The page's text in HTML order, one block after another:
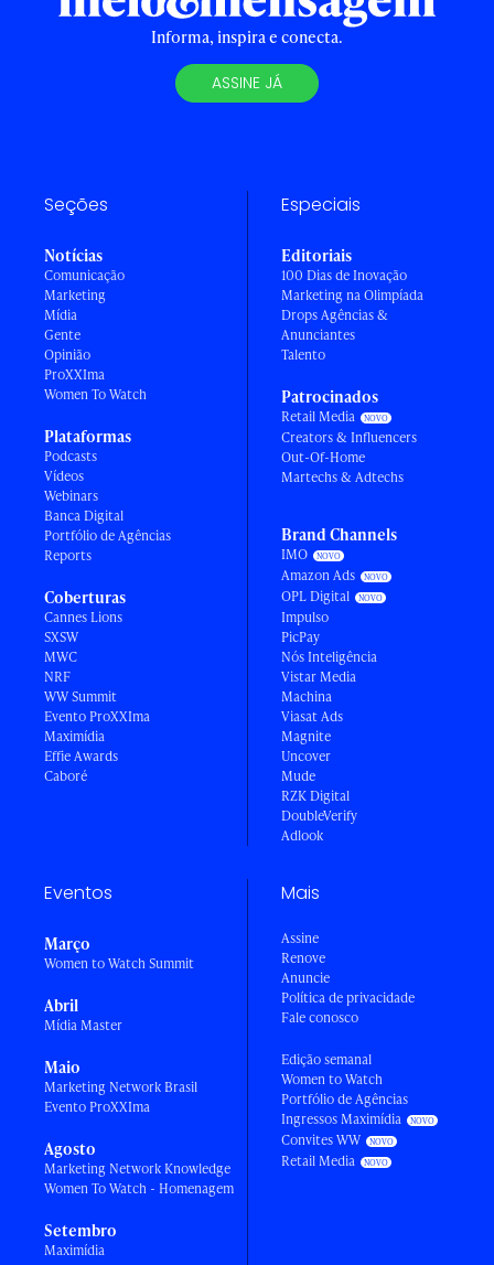
Informa, inspira e conecta.
ASSINE JÁ
Seções
Notícias
Comunicação
Marketing
Mídia
Gente
Opinião
ProXXIma
Women To Watch
Plataformas
Podcasts
Vídeos
Webinars
Banca Digital
Portfólio de Agências
Reports
Coberturas
Cannes Lions
SXSW
MWC
NRF
WW Summit
Evento ProXXIma
Maximídia
Effie Awards
Caboré
Especiais
Editoriais
100 Dias de Inovação
Marketing na Olimpíada
Drops Agências &
Anunciantes
Talento
Patrocinados
Retail Media
Creators & Influencers
Out-Of-Home
Martechs & Adtechs
Brand Channels
IMO
Amazon Ads
OPL Digital
Impulso
PicPay
Nós Inteligência
Vistar Media
Machina
Viasat Ads
Magnite
Uncover
Mude
RZK Digital
DoubleVerify
Adlook
Eventos
Março
Women to Watch Summit
Abril
Mídia Master
Maio
Marketing Network Brasil
Evento ProXXIma
Agosto
Marketing Network Knowledge
Women To Watch - Homenagem
Setembro
Maximídia
Mais
Assine
Renove
Anuncie
Política de privacidade
Fale conosco
Edição semanal
Women to Watch
Portfólio de Agências
Ingressos Maximídia
Convites WW
Retail Media